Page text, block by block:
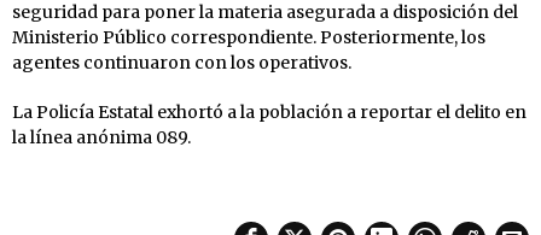
seguridad para poner la materia asegurada a disposición del
Ministerio Público correspondiente. Posteriormente, los
agentes continuaron con los operativos.
La Policía Estatal exhortó a la población a reportar el delito en
la línea anónima 089.